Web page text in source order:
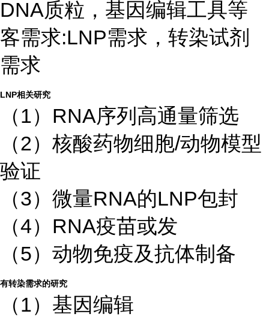
DNA质粒，基因编辑工具等
客需求:LNP需求，转染试剂
需求
LNP相关研究
（1）RNA序列高通量筛选
（2）核酸药物细胞/动物模型
验证
（3）微量RNA的LNP包封
（4）RNA疫苗或发
（5）动物免疫及抗体制备
有转染需求的研究
（1）基因编辑